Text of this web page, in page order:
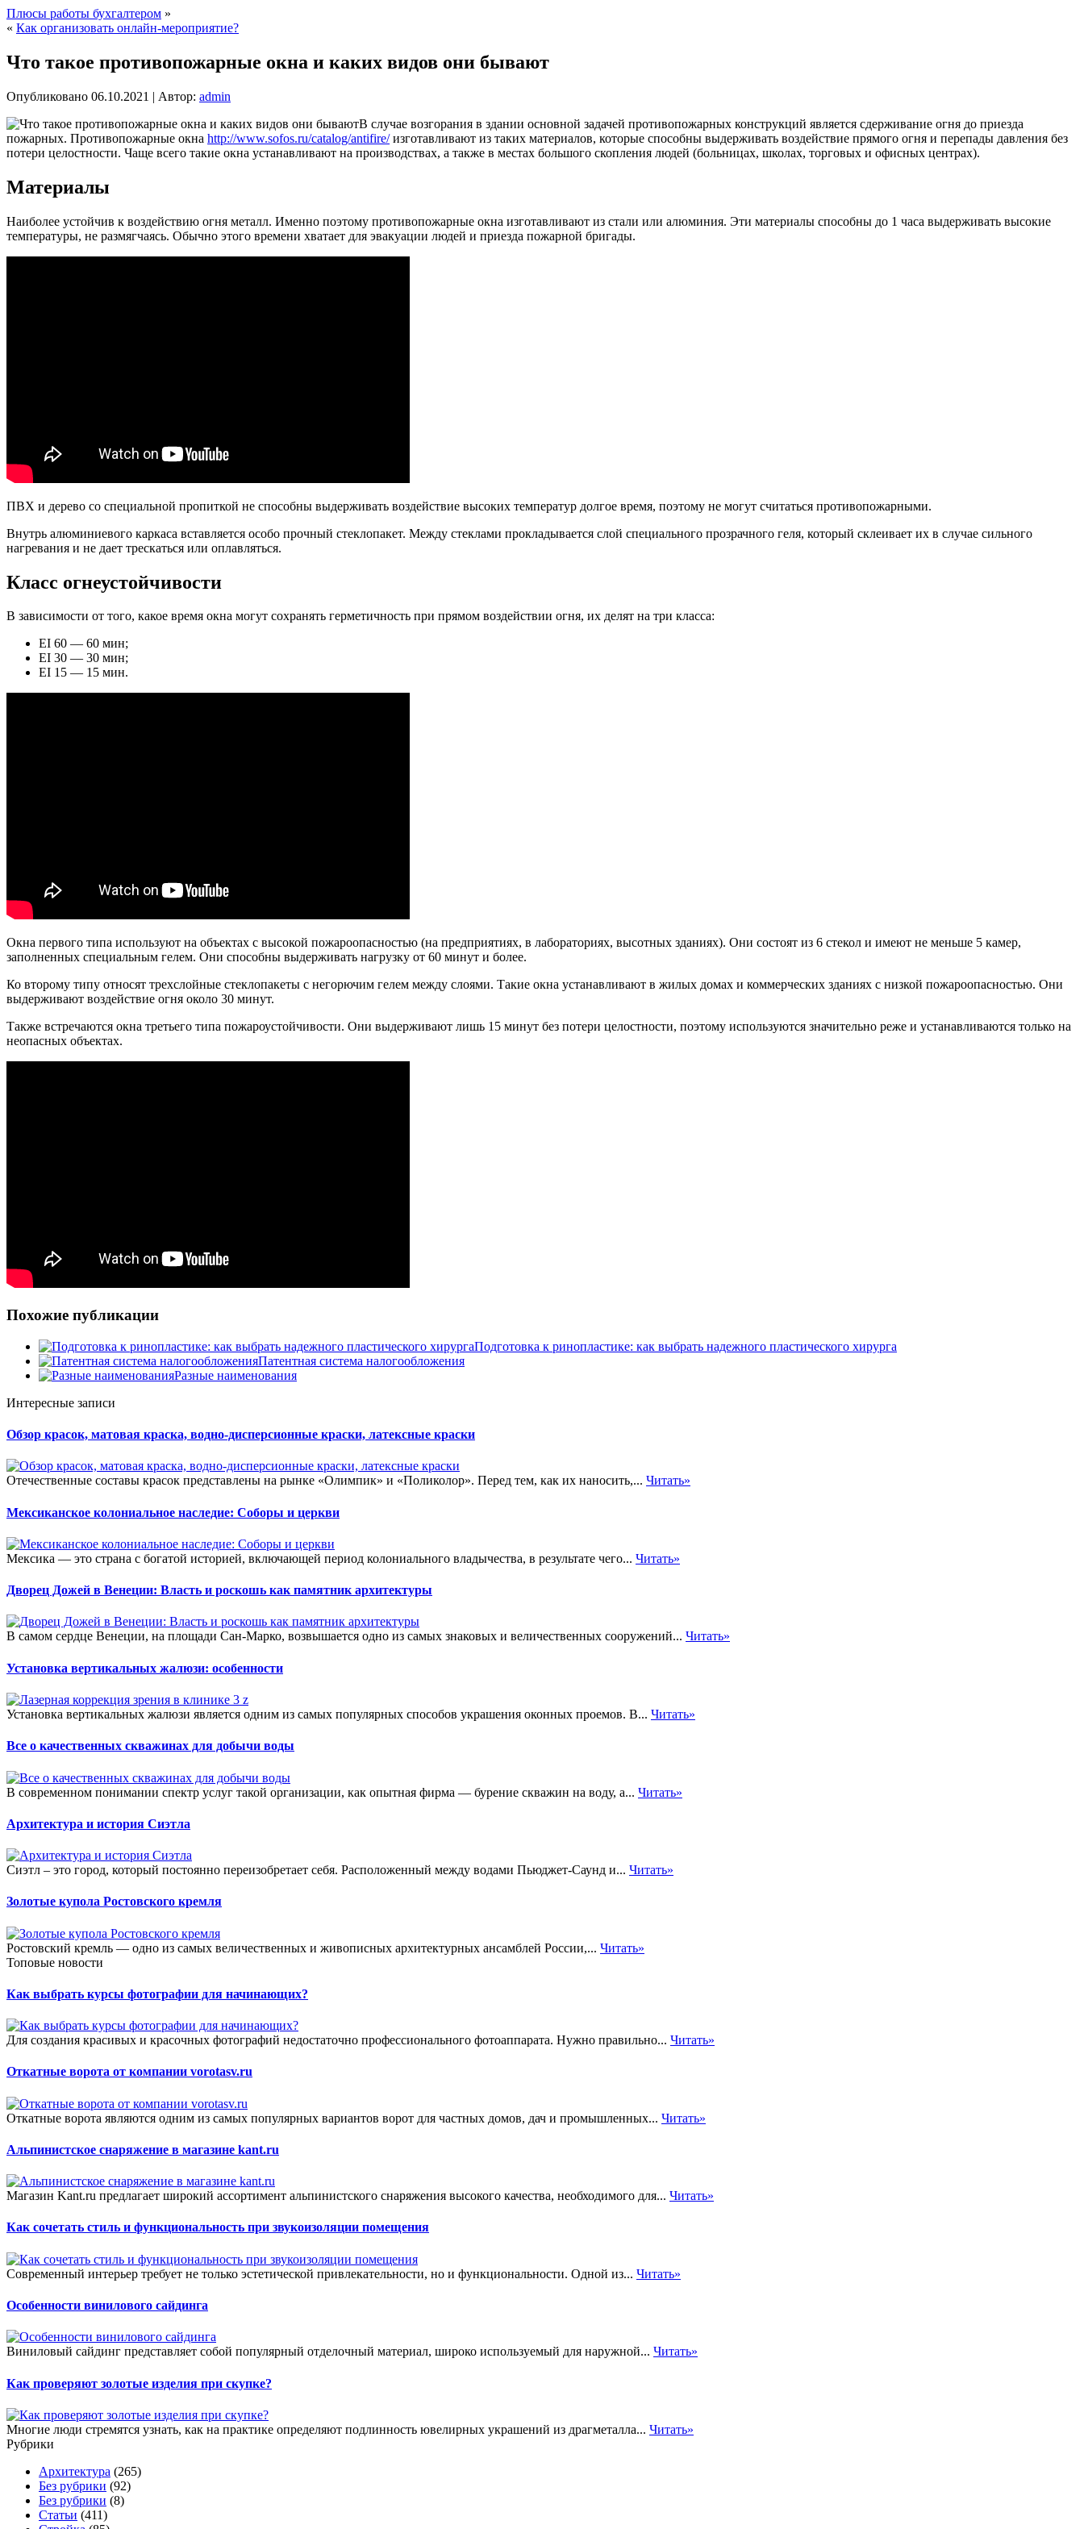
Плюсы работы бухгалтером »
« Как организовать онлайн-мероприятие?
Что такое противопожарные окна и каких видов они бывают
Опубликовано 06.10.2021 | Автор: admin
В случае возгорания в здании основной задачей противопожарных конструкций является сдерживание огня до приезда
пожарных. Противопожарные окна http://www.sofos.ru/catalog/antifire/изготавливают из таких материалов, которые способны выдерживать воздействие прямого огня и перепады давления без
потери целостности. Чаще всего такие окна устанавливают на производствах, а также в местах большого скопления людей (больницах, школах, торговых и офисных центрах).
Материалы
Наиболее устойчив к воздействию огня металл. Именно поэтому противопожарные окна изготавливают из стали или алюминия. Эти материалы способны до 1 часа выдерживать высокие
температуры, не размягчаясь. Обычно этого времени хватает для эвакуации людей и приезда пожарной бригады.
ПВХ и дерево со специальной пропиткой не способны выдерживать воздействие высоких температур долгое время, поэтому не могут считаться противопожарными.
Внутрь алюминиевого каркаса вставляется особо прочный стеклопакет. Между стеклами прокладывается слой специального прозрачного геля, который склеивает их в случае сильного
нагревания и не дает трескаться или оплавляться.
Класс огнеустойчивости
В зависимости от того, какое время окна могут сохранять герметичность при прямом воздействии огня, их делят на три класса:
EI 60 — 60 мин;
EI 30 — 30 мин;
EI 15 — 15 мин.
Окна первого типа используют на объектах с высокой пожароопасностью (на предприятиях, в лабораториях, высотных зданиях). Они состоят из 6 стекол и имеют не меньше 5 камер,
заполненных специальным гелем. Они способны выдерживать нагрузку от 60 минут и более.
Ко второму типу относят трехслойные стеклопакеты с негорючим гелем между слоями. Такие окна устанавливают в жилых домах и коммерческих зданиях с низкой пожароопасностью. Они
выдерживают воздействие огня около 30 минут.
Также встречаются окна третьего типа пожароустойчивости. Они выдерживают лишь 15 минут без потери целостности, поэтому используются значительно реже и устанавливаются только на
неопасных объектах.
Похожие публикации
Подготовка к ринопластике: как выбрать надежного пластического хирурга
Патентная система налогообложения
Разные наименования
Интересные записи
Обзор красок, матовая краска, водно-дисперсионные краски, латексные краски
Отечественные составы красок представлены на рынке «Олимпик» и «Поликолор». Перед тем, как их наносить,... Читать»
Мексиканское колониальное наследие: Соборы и церкви
Мексика — это страна с богатой историей, включающей период колониального владычества, в результате чего... Читать»
Дворец Дожей в Венеции: Власть и роскошь как памятник архитектуры
В самом сердце Венеции, на площади Сан-Марко, возвышается одно из самых знаковых и величественных сооружений... Читать»
Установка вертикальных жалюзи: особенности
Установка вертикальных жалюзи является одним из самых популярных способов украшения оконных проемов. В... Читать»
Все о качественных скважинах для добычи воды
В современном понимании спектр услуг такой организации, как опытная фирма — бурение скважин на воду, а... Читать»
Архитектура и история Сиэтла
Сиэтл – это город, который постоянно переизобретает себя. Расположенный между водами Пьюджет-Саунд и... Читать»
Золотые купола Ростовского кремля
Ростовский кремль — одно из самых величественных и живописных архитектурных ансамблей России,... Читать»
Топовые новости
Как выбрать курсы фотографии для начинающих?
Для создания красивых и красочных фотографий недостаточно профессионального фотоаппарата. Нужно правильно... Читать»
Откатные ворота от компании vorotasv.ru
Откатные ворота являются одним из самых популярных вариантов ворот для частных домов, дач и промышленных... Читать»
Альпинистское снаряжение в магазине kant.ru
Магазин Kant.ru предлагает широкий ассортимент альпинистского снаряжения высокого качества, необходимого для... Читать»
Как сочетать стиль и функциональность при звукоизоляции помещения
Современный интерьер требует не только эстетической привлекательности, но и функциональности. Одной из... Читать»
Особенности винилового сайдинга
Виниловый сайдинг представляет собой популярный отделочный материал, широко используемый для наружной... Читать»
Как проверяют золотые изделия при скупке?
Многие люди стремятся узнать, как на практике определяют подлинность ювелирных украшений из драгметалла... Читать»
Рубрики
Архитектура (265)
Без рубрики (92)
Без рубрики (8)
Статьи (411)